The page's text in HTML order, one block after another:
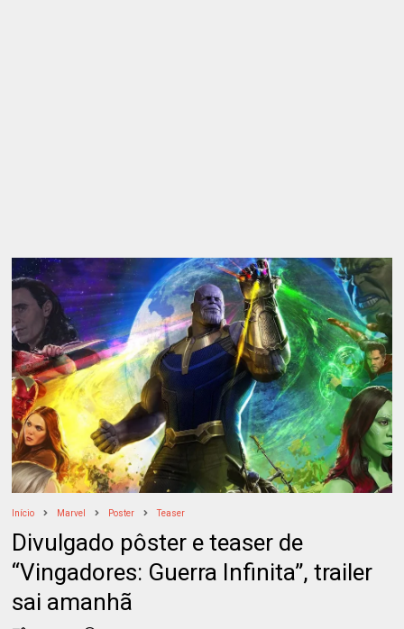
Início Marvel Poster Teaser
Divulgado pôster e teaser de
“Vingadores: Guerra Infinita”, trailer
sai amanhã